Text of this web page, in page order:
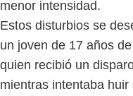
menor intensidad.
Estos disturbios se
un joven de 17 años
quien recibió un
mientras intentaba